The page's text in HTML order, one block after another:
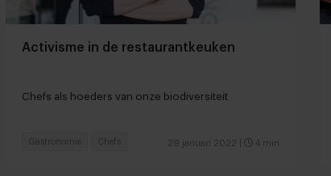
Activisme in de restaurantkeuken
Chefs als hoeders van onze biodiversiteit
29 januari 2022 4 min
Gastronomie Chefs